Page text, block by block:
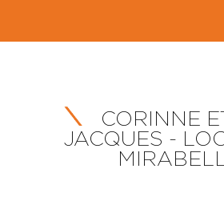
CORINNE
JACQUES -